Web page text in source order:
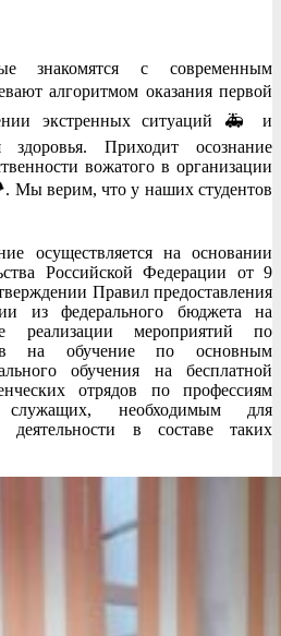
знакомятся с современным
алгоритмом оказания первой
экстренных ситуаций 🚑 и
Приходит осознание
вожатого в организации
Мы верим, что у наших студентов
осуществляется на основании
Российской Федерации от 9
Правил предоставления
из федерального бюджета на
реализации мероприятий по
на обучение по основным
обучения на бесплатной
отрядов по профессиям
служащих, необходимым для
деятельности в составе таких